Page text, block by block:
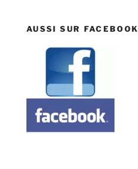
AUSSI SUR FACEBOOK